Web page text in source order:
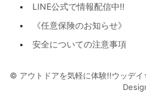
LINE公式で情報配信中!!
《任意保険のお知らせ》
安全についての注意事項
©︎ アウトドアを気軽に体験!!ウッデ